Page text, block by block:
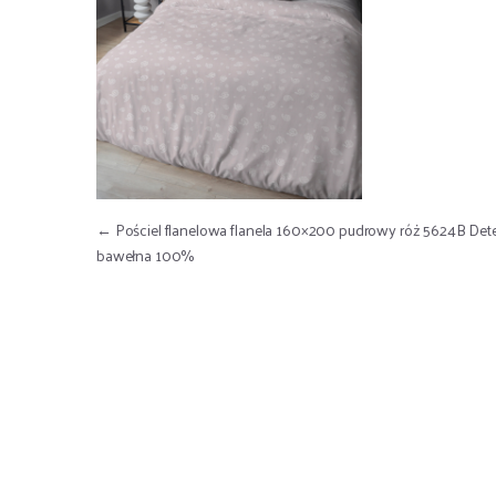
Nawigacja wpisu
← Pościel flanelowa flanela 160×200 pudrowy róż 5624B
bawełna 100%